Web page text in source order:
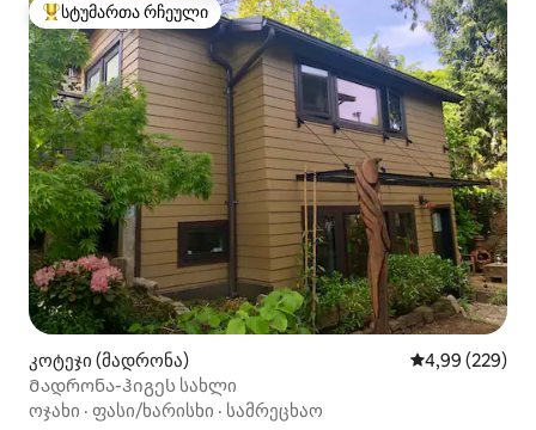
სტუმართა რჩეული მოწინავე ვარიანტი
სტუმართა რჩეული
კოტეჯი (მადრონა) საშუალო
4,99 (229)
Მადრონა-ჰიგეს სახლი
ოჯახი · ფასი/ხარისხი · სამრეცხაო